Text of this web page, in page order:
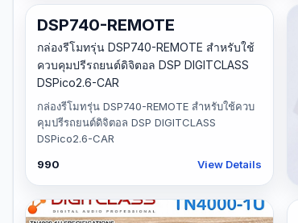
XLR-01
BALANCE INPUT MODULE XLR-01
View Details
DSP740-REMOTE
กล่องรีโมทรุ่น DSP740-REMOTE สำหรับใช้
ควบคุมปรีรถยนต์ดิจิตอล DSP DIGITCLASS
DSPico2.6-CAR
กล่องรีโมทรุ่น DSP740-REMOTE สำหรับใช้ควบ
คุมปรีรถยนต์ดิจิตอล DSP DIGITCLASS
DSPico2.6-CAR
990
View Details